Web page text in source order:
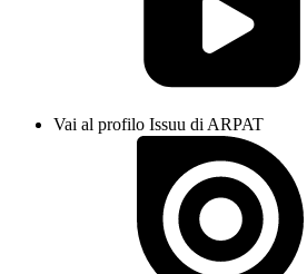
Vai al profilo Issuu di ARPAT